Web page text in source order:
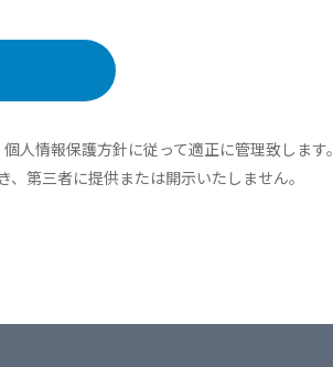
人情報保護方針に従って適正に管理致します。
第三者に提供または開示いたしません。